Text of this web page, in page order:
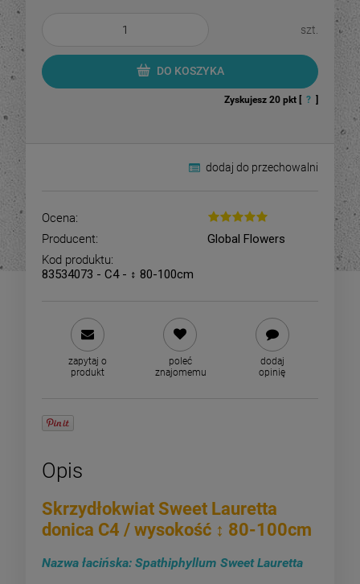
szt.
DO KOSZYKA
Zyskujesz 20 pkt [ ? ]
dodaj do przechowalni
Ocena:
Producent:
Global Flowers
Kod produktu:
83534073 - C4 - ↕ 80-100cm
zapytaj o
produkt
poleć
znajomemu
dodaj
opinię
Opis
Skrzydłokwiat Sweet Lauretta
donica C4 / wysokość ↕ 80-100cm
Nazwa łacińska: Spathiphyllum Sweet Lauretta